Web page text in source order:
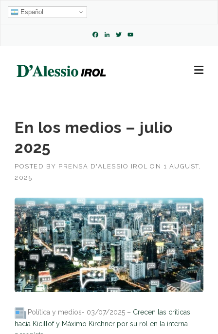
Skip
Español
Facebook
LinkedIn
Twitter
En los medios – julio
2025
POSTED BY PRENSA D'ALESSIO IROL ON 1 AUGUST,
2025
Política y medios- 03/07/2025 – Crecen las críticas
hacia Kicillof y Máximo Kirchner por su rol en la interna